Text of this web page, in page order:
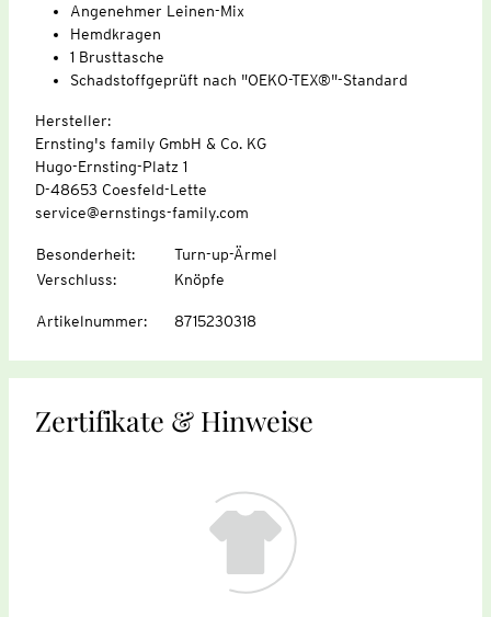
Angenehmer Leinen-Mix
Hemdkragen
1 Brusttasche
Schadstoffgeprüft nach "OEKO-TEX®"-Standard
Hersteller:
Ernsting's family GmbH & Co. KG
Hugo-Ernsting-Platz 1
D-48653 Coesfeld-Lette
service@ernstings-family.com
Besonderheit:
Turn-up-Ärmel
Verschluss: Knöpfe
Artikelnummer: 8715230318
Zertifikate & Hinweise